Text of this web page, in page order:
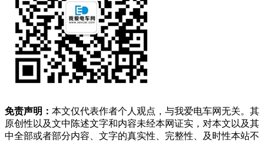
免责声明： 本文仅代表作者个人观点，与我爱电车网无关。其
原创性以及文中陈述文字和内容未经本网证实，对本文以及其
中全部或者部分内容、文字的真实性、完整性、及时性本站不